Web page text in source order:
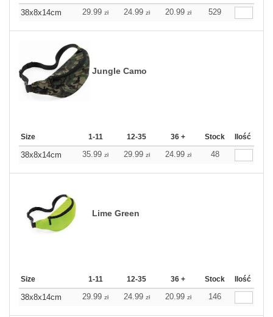
38x8x14cm 29.99 zł 24.99 zł 20.99 zł 529
Jungle Camo
Size 1-11 12-35 36 + Stock Ilość
38x8x14cm 35.99 zł 29.99 zł 24.99 zł 48
Lime Green
Size 1-11 12-35 36 + Stock Ilość
38x8x14cm 29.99 zł 24.99 zł 20.99 zł 146